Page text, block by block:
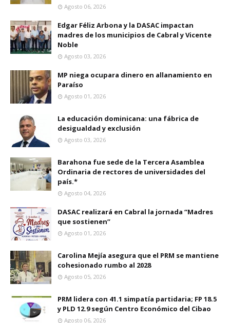
Agosto 06, 2026
Edgar Féliz Arbona y la DASAC impactan
madres de los municipios de Cabral y Vicente
Noble
Agosto 03, 2026
MP niega ocupara dinero en allanamiento en
Paraíso
Agosto 01, 2026
La educación dominicana: una fábrica de
desigualdad y exclusión
Agosto 03, 2026
Barahona fue sede de la Tercera Asamblea
Ordinaria de rectores de universidades del
país.*
Agosto 04, 2026
DASAC realizará en Cabral la jornada “Madres
que sostienen”
Agosto 01, 2026
Carolina Mejía asegura que el PRM se mantiene
cohesionado rumbo al 2028
Agosto 05, 2026
PRM lidera con 41.1 simpatía partidaria; FP 18.5
y PLD 12.9 según Centro Económico del Cibao
Agosto 06, 2026